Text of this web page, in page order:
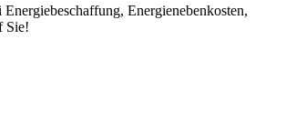
Energienebenkosten,
Sie!